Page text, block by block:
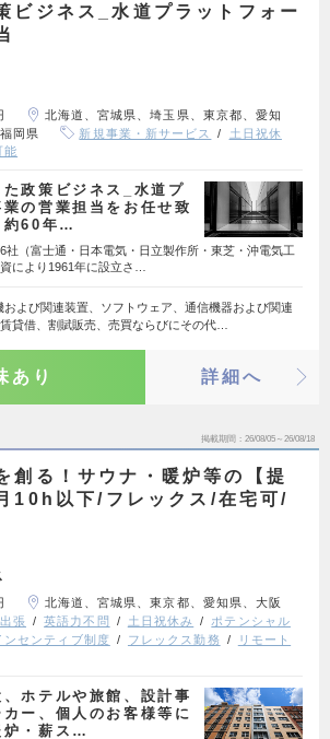
ビジネス_水道プラットフォー
北海道、宮城県、埼玉県、東京都、愛知
岡県
新規事業・新サービス
土日祝休
能
政策ビジネス_水道プ
の営業担当をお任せ致
約60年…
社（富士通・日本電気・日立製作所・東芝・沖電気工
により1961年に設立さ…
および関連装置、ソフトウェア、通信機器および関連
貸借、割賦販売、売買ならびにその代…
あり 詳細へ
掲載期間 26/08/05～26/08/18
創る！サウナ・暖炉等の【提
10h以下/フレックス/在宅可/
北海道、宮城県、東京都、愛知県、大阪
張 英語力不問 土日祝休み
ポテンシャル
ンセンティブ制度 フレックス勤務
リモート
ホテルや旅館、設計事
ー、個人のお客様等に
炉・薪ス…